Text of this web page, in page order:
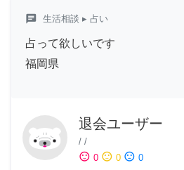
chat 生活相談 ▸ 占い
占って欲しいです
福岡県
退会ユーザー
/ /
sentiment_satisfied 0 sentiment_neutral 0 sentiment_dissatisfied 0